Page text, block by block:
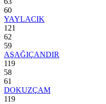
60
YAYLACIK
121
62
59
AŞAĞIÇANDIR
119
58
61
DOKUZÇAM
119